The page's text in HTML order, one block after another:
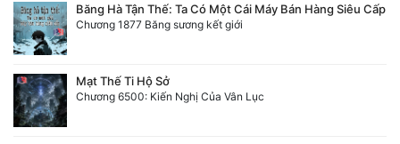
Băng Hà Tận Thế: Ta Có Một Cái Máy Bán Hàng Siêu Cấp
Chương 1877 Băng sương kết giới
Mạt Thế Ti Hộ Sở
Chương 6500: Kiến Nghị Của Vân Lục